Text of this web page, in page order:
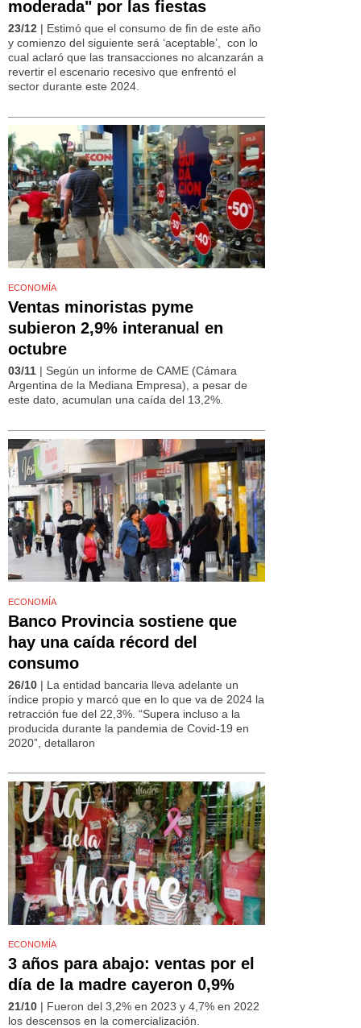
moderada" por las fiestas
23/12 | Estimó que el consumo de fin de este año
y comienzo del siguiente será ‘aceptable’, con lo
cual aclaró que las transacciones no alcanzarán a
revertir el escenario recesivo que enfrentó el
sector durante este 2024.
ECONOMÍA
Ventas minoristas pyme
subieron 2,9% interanual en
octubre
03/11 | Según un informe de CAME (Cámara
Argentina de la Mediana Empresa), a pesar de
este dato, acumulan una caída del 13,2%.
ECONOMÍA
Banco Provincia sostiene que
hay una caída récord del
consumo
26/10 | La entidad bancaria lleva adelante un
índice propio y marcó que en lo que va de 2024 la
retracción fue del 22,3%. “Supera incluso a la
producida durante la pandemia de Covid-19 en
2020”, detallaron
ECONOMÍA
3 años para abajo: ventas por el
día de la madre cayeron 0,9%
21/10 | Fueron del 3,2% en 2023 y 4,7% en 2022
los descensos en la comercialización.